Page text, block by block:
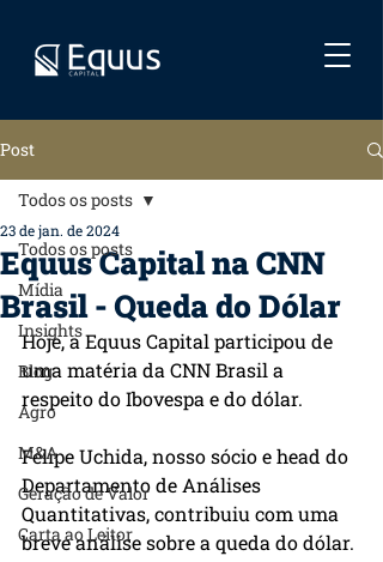
Post
Todos os posts
Mídia
Insights
Blog
Agro
M&A
Geração de Valor
Carta ao Leitor
Todos os posts
Equus Capital na CNN
Brasil - Queda do Dólar
23 de jan. de 2024
Hoje, a Equus Capital participou de
uma matéria da CNN Brasil a
respeito do Ibovespa e do dólar.
Felipe Uchida, nosso sócio e head do
Departamento de Análises
Quantitativas, contribuiu com uma
breve análise sobre a queda do dólar.